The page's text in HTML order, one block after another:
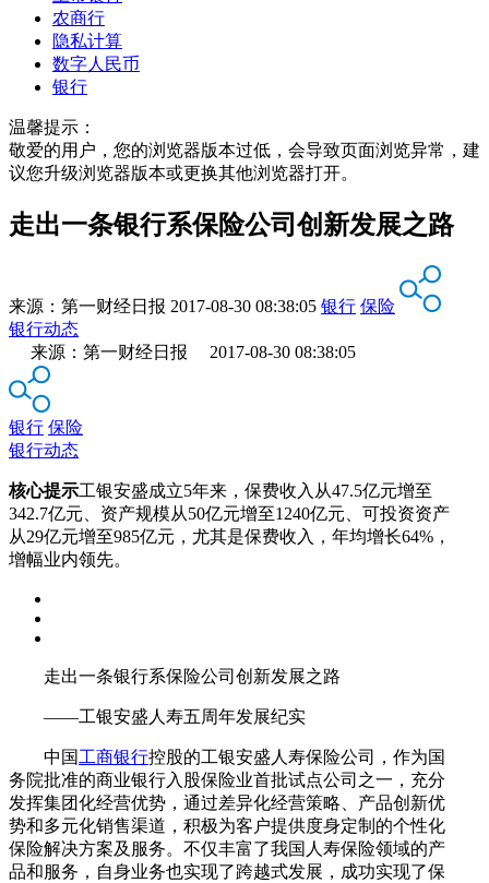
农商行
隐私计算
数字人民币
银行
温馨提示：
敬爱的用户，您的浏览器版本过低，会导致页面浏览异常，建
议您升级浏览器版本或更换其他浏览器打开。
走出一条银行系保险公司创新发展之路
来源： 第一财经日报 2017-08-30 08:38:05 银行 保险
银行动态
来源：第一财经日报 2017-08-30 08:38:05
银行 保险
银行动态
核心提示工银安盛成立5年来，保费收入从47.5亿元增至
342.7亿元、资产规模从50亿元增至1240亿元、可投资资产
从29亿元增至985亿元，尤其是保费收入，年均增长64%，
增幅业内领先。
走出一条银行系保险公司创新发展之路
——工银安盛人寿五周年发展纪实
中国工商银行控股的工银安盛人寿保险公司，作为国
务院批准的商业银行入股保险业首批试点公司之一，充分
发挥集团化经营优势，通过差异化经营策略、产品创新优
势和多元化销售渠道，积极为客户提供度身定制的个性化
保险解决方案及服务。不仅丰富了我国人寿保险领域的产
品和服务，自身业务也实现了跨越式发展，成功实现了保